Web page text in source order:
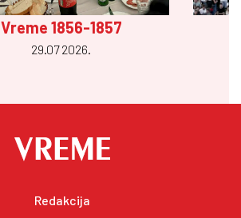
Vreme 1856-1857
29.07 2026.
Redakcija